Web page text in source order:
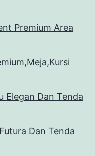
Premium Area
Elegan Dan Tenda
Dan Tenda